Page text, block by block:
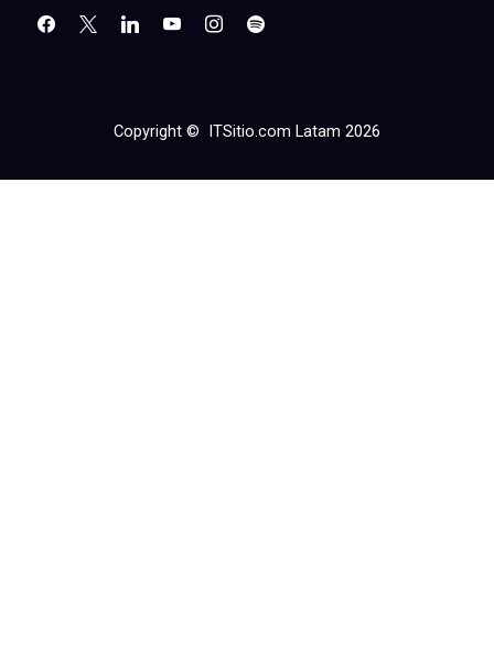
Copyright © ITSitio.com Latam 2026